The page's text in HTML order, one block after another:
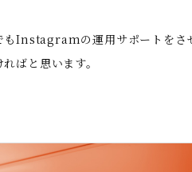
もInstagramの運用サポートをさ
ばと思います。